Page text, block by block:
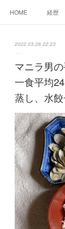
HOME 経歴
移動出来て、工場
フィリピンの問題点
フィリピン経済談義
未来２１００研究
https://
2022.03.26 22:23
マニラ男
一食平均
蒸し、水